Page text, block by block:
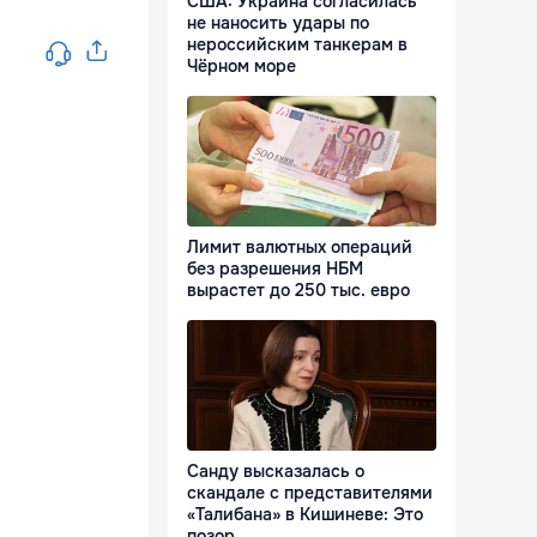
не наносить удары по
нероссийским танкерам в
Чёрном море
Лимит валютных операций
без разрешения НБМ
вырастет до 250 тыс. евро
Санду высказалась о
скандале с представителями
«Талибана» в Кишиневе: Это